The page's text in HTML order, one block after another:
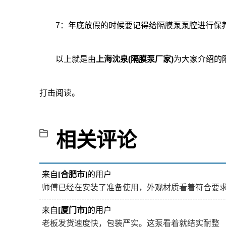
7：年底放假的时候要记得给隔膜泵泵腔进行保
以上就是由 上海沈泉(隔膜泵厂家)为大家介绍的
打击阅读。
相关评论
来自[合肥市]的用户
师傅已经在安装了准备使用，外观材质看着符合要
来自[厦门市]的用户
老板发货速度快，包装严实。这泵看着就结实耐整